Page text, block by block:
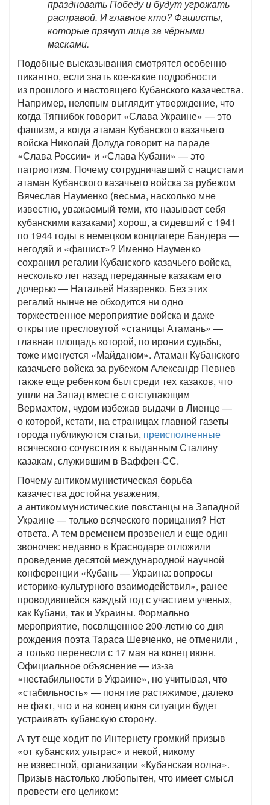
праздновать Победу и будут угрожать
расправой. И главное кто? Фашисты,
которые прячут лица за чёрными
масками.
Подобные высказывания смотрятся особенно
пикантно, если знать кое-какие подробности
из прошлого и настоящего Кубанского казачества.
Например, нелепым выглядит утверждение, что
когда Тягнибок говорит «Слава Украине» — это
фашизм, а когда атаман Кубанского казачьего
войска Николай Долуда говорит на параде
«Слава России» и «Слава Кубани» — это
патриотизм. Почему сотрудничавший с нацистами
атаман Кубанского казачьего войска за рубежом
Вячеслав Науменко (весьма, насколько мне
известно, уважаемый теми, кто называет себя
кубанскими казаками) хорош, а сидевший с 1941
по 1944 годы в немецком концлагере Бандера —
негодяй и «фашист»? Именно Науменко
сохранил регалии Кубанского казачьего войска,
несколько лет назад переданные казакам его
дочерью — Натальей Назаренко. Без этих
регалий нынче не обходится ни одно
торжественное мероприятие войска и даже
открытие пресловутой «станицы Атамань» —
главная площадь которой, по иронии судьбы,
тоже именуется «Майданом». Атаман Кубанского
казачьего войска за рубежом Александр Певнев
также еще ребенком был среди тех казаков, что
ушли на Запад вместе с отступающим
Вермахтом, чудом избежав выдачи в Лиенце —
о которой, кстати, на страницах главной газеты
города публикуются статьи, преисполненные
всяческого сочувствия к выданным Сталину
казакам, служившим в Ваффен-СС.
Почему антикоммунистическая борьба
казачества достойна уважения,
а антикоммунистические повстанцы на Западной
Украине — только всяческого порицания? Нет
ответа. А тем временем прозвенел и еще один
звоночек: недавно в Краснодаре отложили
проведение десятой международной научной
конференции «Кубань — Украина: вопросы
историко-культурного взаимодействия», ранее
проводившейся каждый год с участием ученых,
как Кубани, так и Украины. Формально
мероприятие, посвященное 200-летию со дня
рождения поэта Тараса Шевченко, не отменили ,
а только перенесли с 17 мая на конец июня.
Официальное объяснение — из-за
«нестабильности в Украине», но учитывая, что
«стабильность» — понятие растяжимое, далеко
не факт, что и на конец июня ситуация будет
устраивать кубанскую сторону.
А тут еще ходит по Интернету громкий призыв
«от кубанских ультрас» и некой, никому
не известной, организации «Кубанская волна».
Призыв настолько любопытен, что имеет смысл
провести его целиком: